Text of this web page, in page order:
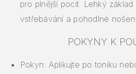
pro plnější pocit. Lehký
vstřebávání a pohodlné
POKYNY K
Pokyn: Aplikujte po toniku